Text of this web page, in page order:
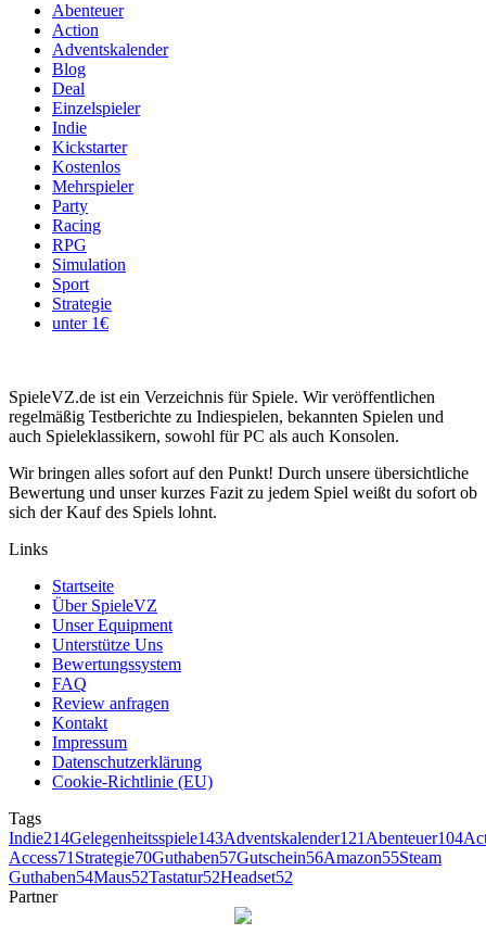
Abenteuer
Action
Adventskalender
Blog
Deal
Einzelspieler
Indie
Kickstarter
Kostenlos
Mehrspieler
Party
Racing
RPG
Simulation
Sport
Strategie
unter 1€
SpieleVZ.de ist ein Verzeichnis für Spiele. Wir veröffentlichen
regelmäßig Testberichte zu Indiespielen, bekannten Spielen und
auch Spieleklassikern, sowohl für PC als auch Konsolen.
Wir bringen alles sofort auf den Punkt! Durch unsere übersichtliche
Bewertung und unser kurzes Fazit zu jedem Spiel weißt du sofort ob
sich der Kauf des Spiels lohnt.
Links
Startseite
Über SpieleVZ
Unser Equipment
Unterstütze Uns
Bewertungssystem
FAQ
Review anfragen
Kontakt
Impressum
Datenschutzerklärung
Cookie-Richtlinie (EU)
Tags
Indie214Gelegenheitsspiele143Adventskalender121Abenteuer104
Access71Strategie70Guthaben57Gutschein56Amazon55Steam
Guthaben54Maus52Tastatur52Headset52
Partner